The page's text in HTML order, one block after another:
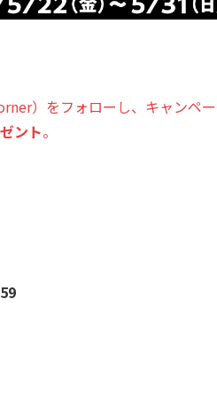
）をフォローし、キャンペ
ント。